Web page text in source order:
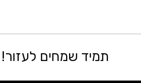
תמיד שמחים לעזור!